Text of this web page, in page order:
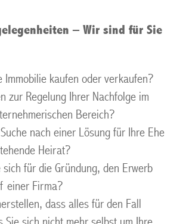
– Wir sind für Sie
Immobilie kaufen oder verkaufen?
zur Regelung Ihrer Nachfolge im
Bereich?
nach einer Lösung für Ihre Ehe
Heirat?
für die Gründung, den Erwerb
einer Firma?
dass alles für den Fall